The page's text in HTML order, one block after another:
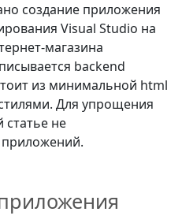
создание приложения
Visual Studio на
магазина
backend
из минимальной html
Для упрощения
статье не